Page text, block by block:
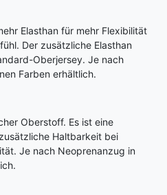
Elasthan für mehr Flexibilität
Der zusätzliche Elasthan
Oberjersey. Je nach
Farben erhältlich.
Oberstoff. Es ist eine
Haltbarkeit bei
Je nach Neoprenanzug in